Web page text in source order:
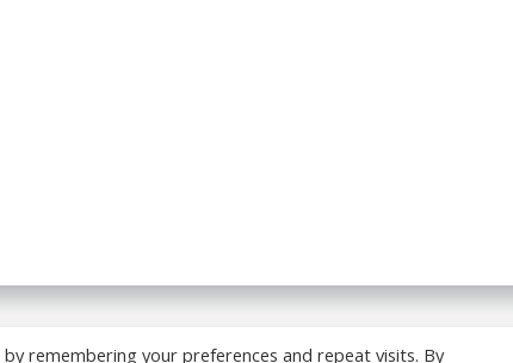
Construit avec WordPress etColibriWP Theme
remembering your preferences and repeat visits. By